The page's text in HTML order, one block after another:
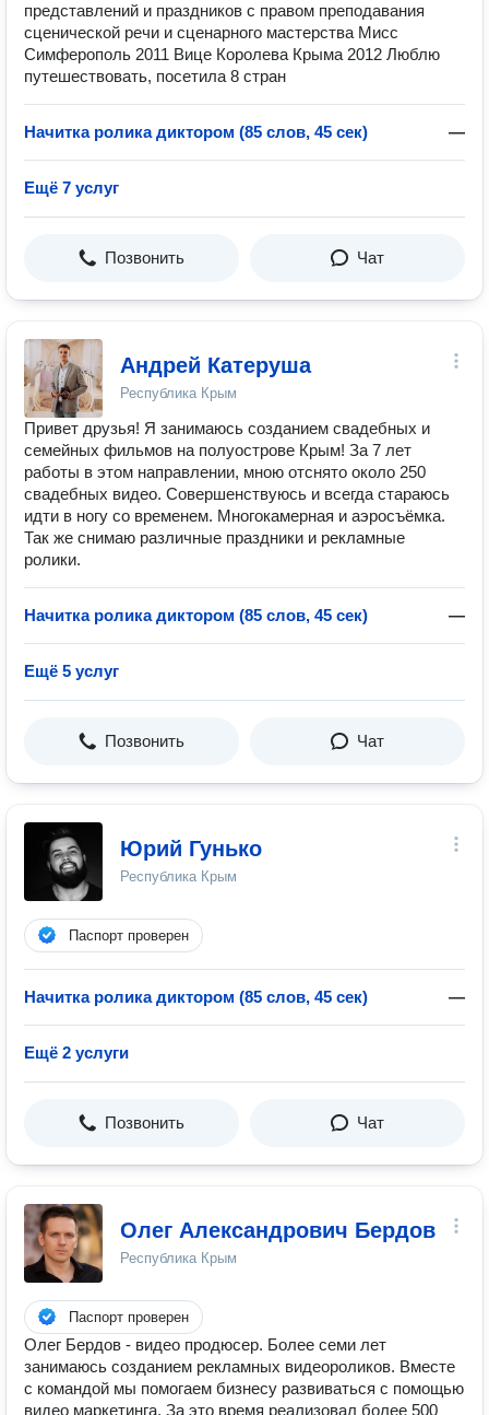
представлений и праздников с правом преподавания
сценической речи и сценарного мастерства Мисс
Симферополь 2011 Вице Королева Крыма 2012 Люблю
путешествовать, посетила 8 стран
Начитка ролика диктором (85 слов, 45 сек) —
Ещё 7 услуг
Позвонить Чат
Андрей Катеруша
Республика Крым
Привет друзья! Я занимаюсь созданием свадебных и
семейных фильмов на полуострове Крым! За 7 лет
работы в этом направлении, мною отснято около 250
свадебных видео. Совершенствуюсь и всегда стараюсь
идти в ногу со временем. Многокамерная и аэросъёмка.
Так же снимаю различные праздники и рекламные
ролики.
Начитка ролика диктором (85 слов, 45 сек) —
Ещё 5 услуг
Позвонить Чат
Юрий Гунько
Республика Крым
Паспорт проверен
Начитка ролика диктором (85 слов, 45 сек) —
Ещё 2 услуги
Позвонить Чат
Олег Александрович Бердов
Республика Крым
Паспорт проверен
Олег Бердов - видео продюсер. Более семи лет
занимаюсь созданием рекламных видеороликов. Вместе
с командой мы помогаем бизнесу развиваться с помощью
видео маркетинга. За это время реализовал более 500